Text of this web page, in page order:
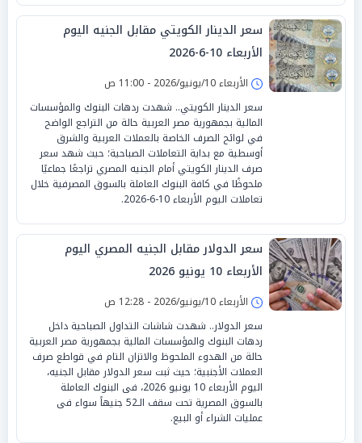
سعر الدينار الكويتي مقابل الجنيه اليوم
الأربعاء 10-6-2026
الأربعاء 10/يونيو/2026 - 11:00 ص
سعر الدينار الكويتي.. شهدت ردهات البنوك والمؤسسات
المالية بجمهورية مصر العربية حالة من التراجع الواضح
في لوائح الصرف الخاصة بالعملات العربية والشرق
أوسطية مع بداية التعاملات الصباحية؛ حيث شهد سعر
صرف الدينار الكويتي أمام الجنيه المصري تراجعًا جماعيًا
ملحوظًا في كافة البنوك العاملة بالسوق المصرفية خلال
تعاملات اليوم الأربعاء 10-6-2026.
سعر الدولار مقابل الجنيه المصري اليوم
الأربعاء 10 يونيو 2026
الأربعاء 10/يونيو/2026 - 12:28 ص
سعر الدولار.. شهدت شاشات التداول الصباحية داخل
ردهات البنوك والمؤسسات المالية بجمهورية مصر العربية
حالة من الهدوء الملحوظ والاتزان التام في قواطع صرف
العملات الأجنبية؛ حيث ثبت سعر الدولار مقابل الجنيه،
اليوم الأربعاء 10 يونيو 2026، فى البنوك العاملة
بالسوق المصرية تحت سقف الـ52 جنيهاً سواء فى
عمليات الشراء أو البيع.